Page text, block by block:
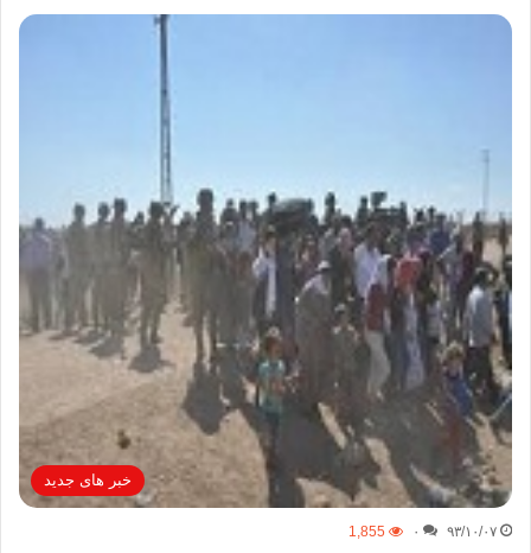
خبر های جدید
۹۳/۱۰/۰۷ ۰ 1,855